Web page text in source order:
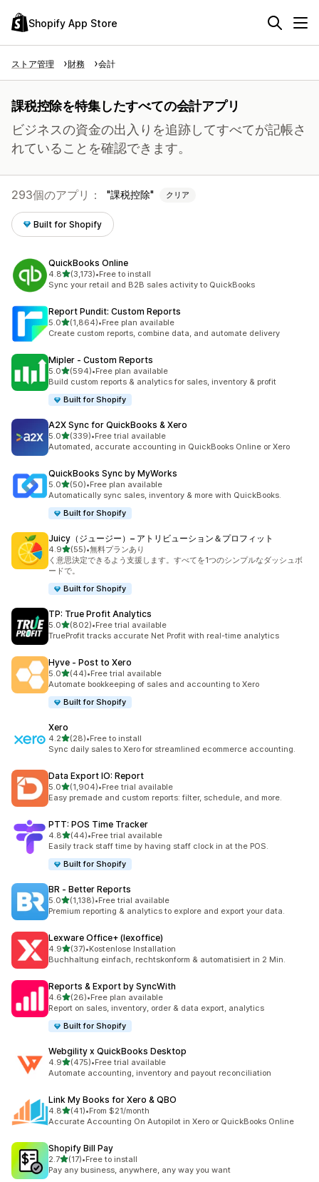
Shopify App Store
ストア管理 財務 会計
課税控除を特集したすべての会計アプリ
ビジネスの資金の出入りを追跡してすべてが記帳さ
れていることを確認できます。
293個のアプリ： 課税控除 クリア
Built for Shopify
QuickBooks Online
4.85つ星中
(3,173)
合計レビュー数：3173件
•Free to install
Sync your retail and B2B sales activity to QuickBooks
Report Pundit: Custom Reports
5.05つ星中
(1,864)
合計レビュー数：1864件
•Free plan available
Create custom reports, combine data, and automate delivery
Mipler ‑ Custom Reports
5.05つ星中
(594)
合計レビュー数：594件
•Free plan available
Build custom reports & analytics for sales, inventory & profit
Built for Shopify
A2X Sync for QuickBooks & Xero
5.05つ星中
(339)
合計レビュー数：339件
•Free trial available
Automated, accurate accounting in QuickBooks Online or Xero
QuickBooks Sync by MyWorks
5.05つ星中
(50)
合計レビュー数：50件
•Free plan available
Automatically sync sales, inventory & more with QuickBooks.
Built for Shopify
Juicy（ジュージー）– アトリビューション＆プロフィット
4.95つ星中
(55)
合計レビュー数：55件
•無料プランあり
く意思決定できるよう支援します。すべてを1つのシンプルなダッシュボ
ードで。
Built for Shopify
TP: True Profit Analytics
5.05つ星中
(802)
合計レビュー数：802件
•Free trial available
TrueProfit tracks accurate Net Profit with real-time analytics
Hyve ‑ Post to Xero
5.05つ星中
(44)
合計レビュー数：44件
•Free trial available
Automate bookkeeping of sales and accounting to Xero
Built for Shopify
Xero
4.25つ星中
(28)
合計レビュー数：28件
•Free to install
Sync daily sales to Xero for streamlined ecommerce accounting.
Data Export IO: Report
5.05つ星中
(1,904)
合計レビュー数：1904件
•Free trial available
Easy premade and custom reports: filter, schedule, and more.
PTT: POS Time Tracker
4.85つ星中
(44)
合計レビュー数：44件
•Free trial available
Easily track staff time by having staff clock in at the POS.
Built for Shopify
BR ‑ Better Reports
5.05つ星中
(1,138)
合計レビュー数：1138件
•Free trial available
Premium reporting & analytics to explore and export your data.
Lexware Office+ (lexoffice)
4.95つ星中
(37)
合計レビュー数：37件
•Kostenlose Installation
Buchhaltung einfach, rechtskonform & automatisiert in 2 Min.
Reports & Export by SyncWith
4.65つ星中
(26)
合計レビュー数：26件
•Free plan available
Report on sales, inventory, order & data export, analytics
Built for Shopify
Webgility x QuickBooks Desktop
4.95つ星中
(475)
合計レビュー数：475件
•Free trial available
Automate accounting, inventory and payout reconciliation
Link My Books for Xero & QBO
4.85つ星中
(41)
合計レビュー数：41件
•From $21/month
Accurate Accounting On Autopilot in Xero or QuickBooks Online
Shopify Bill Pay
2.75つ星中
(17)
合計レビュー数：17件
•Free to install
Pay any business, anywhere, any way you want